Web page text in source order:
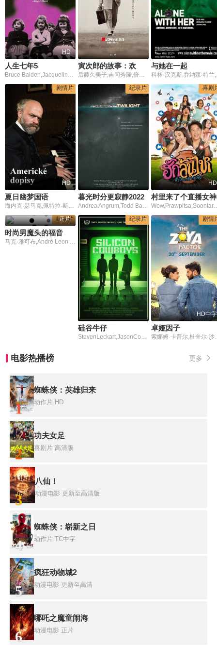
HD
人生七年5
Bruce Balden,Jacqueline Bassett,Symon Basterfield,Andrew Brackfield 后藤久美子,吉冈秀隆,倍赏千惠子,渥美清,北山雅康
与她在一起
科林·
剧情片
HD
夏日幽梦国语
海内克·瑟马克,佩特拉·斯帕尔科瓦,索娜·诺丽瑟瓦,瓦拉德米尔·贾沃尔斯基,彼得·西米德
纪录片
暮光时分更寂静2022
Andrea Angrum,Todd Barber,Suzanne Dodd
喜剧
HD
村里来了个直播女神
纪录片
正片
时尚男魔头的福音
马克·雅可布,André Leon Talley
纪录片
硅谷牛仔
StevenLeckart,JasonCohen
剧情
HD中字
卓娅因子
索娜姆·
电影热播榜 更多
1
蜘蛛侠：英雄归来
动作片 HD
2
功夫女足
喜剧片 高清版
3
八仙！
动漫电影 更新至高清版
4
蜘蛛侠：崭新之日
动作片 TC中字
5
疯狂动物城2
动漫电影 更新至高清
6
哪吒之魔童闹海
动漫电影 正片